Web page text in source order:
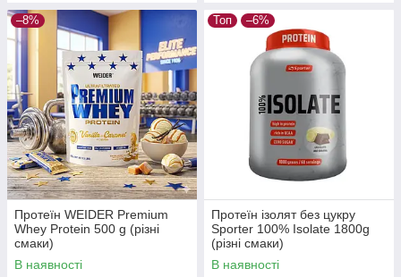
–8%
Протеїн WEIDER Premium
Whey Protein 500 g (різні
смаки)
В наявності
Топ –6%
Протеїн ізолят без цукру
Sporter 100% Isolate 1800g
(різні смаки)
В наявності